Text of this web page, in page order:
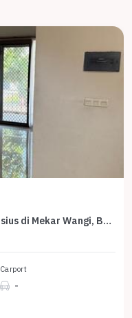
Penawaran Eksklusif, rumah Prestisius di Mekar Wangi, Bandung, LB 302m²
Carport
-